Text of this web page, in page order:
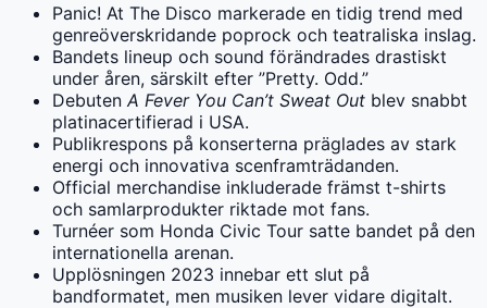
Panic! At The Disco markerade en tidig trend med
genreöverskridande poprock och teatraliska inslag.
Bandets lineup och sound förändrades drastiskt
under åren, särskilt efter ”Pretty. Odd.”
Debuten A Fever You Can’t Sweat Out blev snabbt
platinacertifierad i USA.
Publikrespons på konserterna präglades av stark
energi och innovativa scenframträdanden.
Official merchandise inkluderade främst t-shirts
och samlarprodukter riktade mot fans.
Turnéer som Honda Civic Tour satte bandet på den
internationella arenan.
Upplösningen 2023 innebar ett slut på
bandformatet, men musiken lever vidare digitalt.